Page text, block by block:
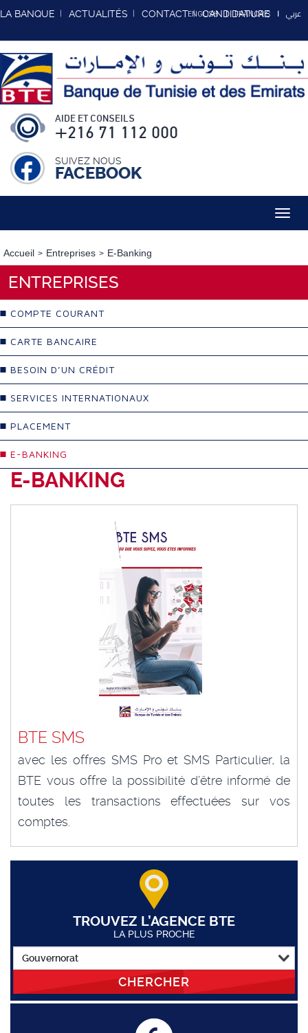
LA BANQUE ACTUALITÉS CONTACT CANDIDATURE
ENGLISH FRANCAIS عربي
AIDE ET CONSEILS
+216 71 112 000
SUIVEZ NOUS
FACEBOOK
Accueil Entreprises E-Banking
ENTREPRISES
COMPTE COURANT
CARTE BANCAIRE
BESOIN D’UN CRÉDIT
SERVICES INTERNATIONAUX
PLACEMENT
E-BANKING
E-BANKING
BTE SMS
avec les offres SMS Pro et SMS Particulier, la
BTE vous offre la possibilité d’être informé de
toutes les transactions effectuées sur vos
comptes.
TROUVEZ L’AGENCE BTE
LA PLUS PROCHE
CHERCHER